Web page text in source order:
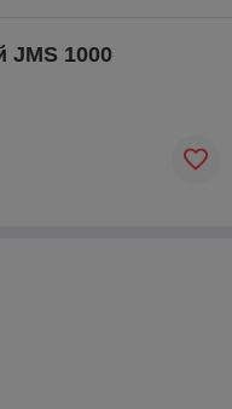
JMS 1000